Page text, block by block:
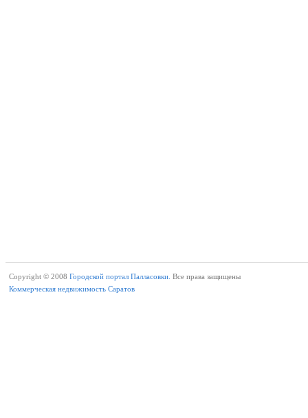
Copyright © 2008 Городской портал Палласовки. Все права защищены
Коммерческая недвижимость Саратов